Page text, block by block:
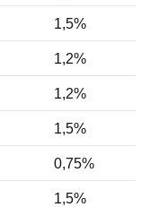
1,5%
1,2%
1,2%
1,5%
0,75%
1,5%